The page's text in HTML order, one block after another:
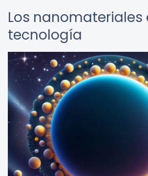
Los nanomateriales
tecnología